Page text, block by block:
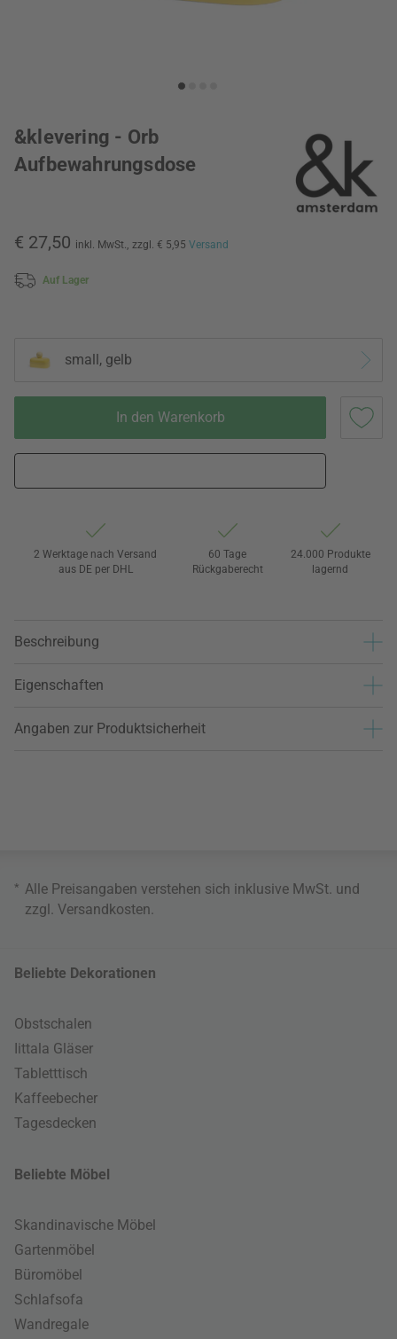
&klevering - Orb
Aufbewahrungsdose
€ 27,50 inkl. MwSt., zzgl. € 5,95 Versand
Auf Lager
small, gelb
In den Warenkorb
2 Werktage nach Versand
aus DE per DHL
60 Tage
Rückgaberecht
24.000 Produkte
lagernd
Beschreibung
Eigenschaften
Angaben zur Produktsicherheit
* Alle Preisangaben verstehen sich inklusive MwSt. und
zzgl. Versandkosten.
Beliebte Dekorationen
Obstschalen
Iittala Gläser
Tabletttisch
Kaffeebecher
Tagesdecken
Beliebte Möbel
Skandinavische Möbel
Gartenmöbel
Büromöbel
Schlafsofa
Wandregale